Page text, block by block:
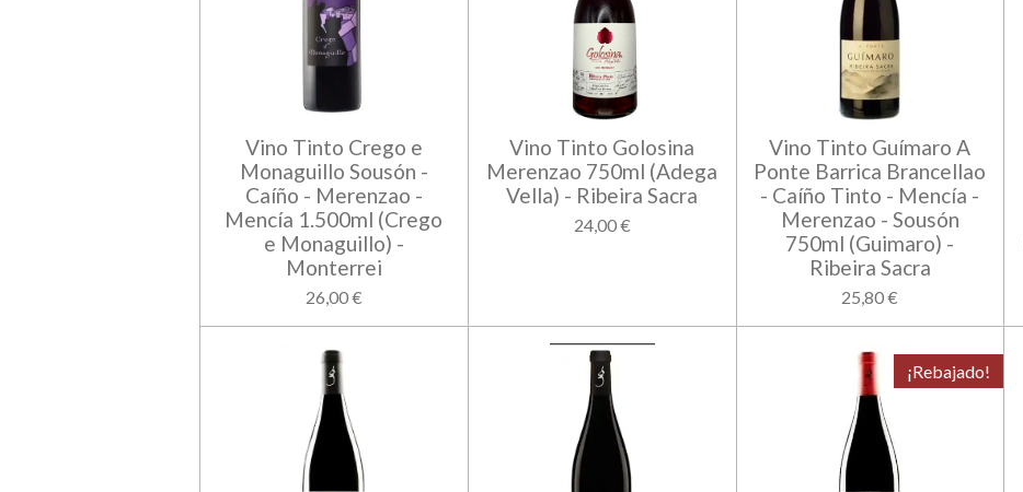
Vino Tinto Crego e
Monaguillo Sousón -
Caíño - Merenzao -
Mencía 1.500ml (Crego
e Monaguillo) -
Monterrei
26,00 €
Vino Tinto Golosina
Merenzao 750ml (Adega
Vella) - Ribeira Sacra
24,00 €
Vino Tinto Guímaro A
Ponte Barrica Brancellao
- Caíño Tinto - Mencía -
Merenzao - Sousón
750ml (Guimaro) -
Ribeira Sacra
25,80 €
¡Rebajado!